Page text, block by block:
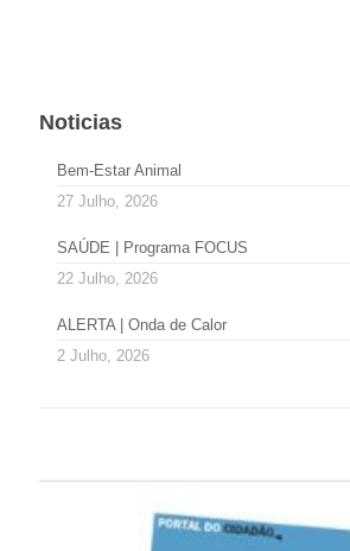
Noticias
Bem-Estar Animal
27 Julho, 2026
SAÚDE | Programa FOCUS
22 Julho, 2026
ALERTA | Onda de Calor
2 Julho, 2026